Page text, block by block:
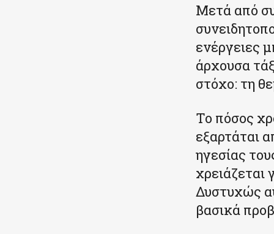
Μετά από
ενέργειες
άρχουσα
στόχο: τη
Το πόσος
εξαρτάται
ηγεσίας
Δυστυχώς
βασικά